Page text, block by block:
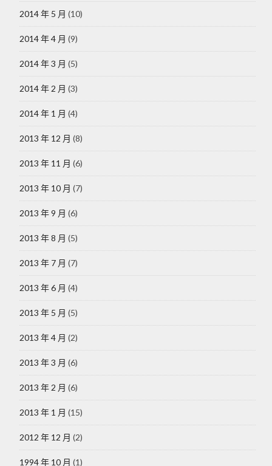
2014 年 5 月 (10)
2014 年 4 月 (9)
2014 年 3 月 (5)
2014 年 2 月 (3)
2014 年 1 月 (4)
2013 年 12 月 (8)
2013 年 11 月 (6)
2013 年 10 月 (7)
2013 年 9 月 (6)
2013 年 8 月 (5)
2013 年 7 月 (7)
2013 年 6 月 (4)
2013 年 5 月 (5)
2013 年 4 月 (2)
2013 年 3 月 (6)
2013 年 2 月 (6)
2013 年 1 月 (15)
2012 年 12 月 (2)
1994 年 10 月 (1)